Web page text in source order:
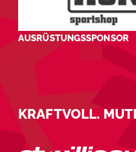
AUSRÜSTUNGSSPONSOR
KRAFTVOLL.